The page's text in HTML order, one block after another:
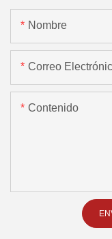
Nombre
Correo
Contenido